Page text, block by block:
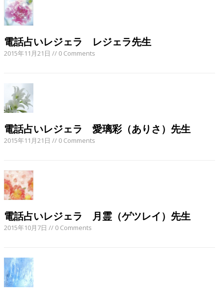
電話占いレジェラ レジェラ先生
2015年11月21日 // 0 Comments
電話占いレジェラ 愛璃彩（ありさ）先生
2015年11月21日 // 0 Comments
電話占いレジェラ 月霊（ゲツレイ）先生
2015年10月7日 // 0 Comments